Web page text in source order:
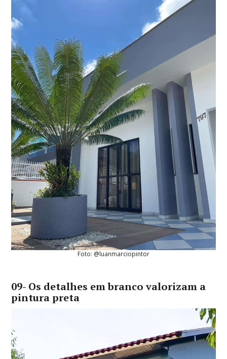
Foto: @luanmarciopintor
09- Os detalhes em branco valorizam a
pintura preta